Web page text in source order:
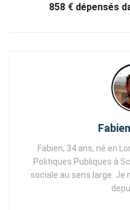
858 € dépensés
Fabien, 34 ans, né en
Politiques Publiques à
sociale au sens large. Je